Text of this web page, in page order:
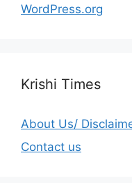
WordPress.org
Krishi Times
About Us/
Contact us